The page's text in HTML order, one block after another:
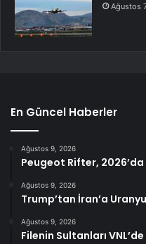
Ağustos
En Güncel Haberler
Ağustos 9, 2026
Peugeot Rifter,
Ağustos 9, 2026
Trump’tan İran’a
Ağustos 9, 2026
Filenin Sultanları